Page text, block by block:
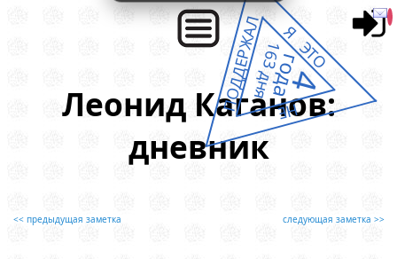
Леонид Каганов:
дневник
<< предыдущая заметка следующая заметка >>
Я ЭТО
НЕ
ПОДДЕРЖАЛ 4
года
163 дня